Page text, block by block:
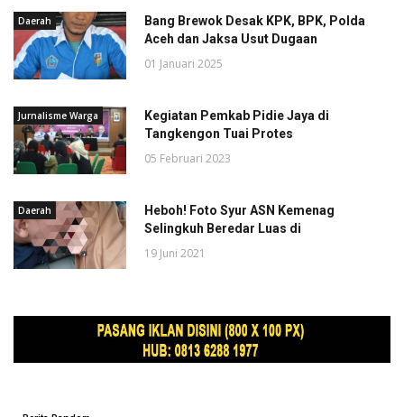
Daerah
Bang Brewok Desak KPK, BPK, Polda
Aceh dan Jaksa Usut Dugaan
01 Januari 2025
Jurnalisme Warga
Kegiatan Pemkab Pidie Jaya di
Tangkengon Tuai Protes
05 Februari 2023
Daerah
Heboh! Foto Syur ASN Kemenag
Selingkuh Beredar Luas di
19 Juni 2021